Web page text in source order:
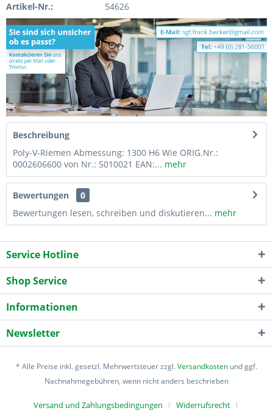
Artikel-Nr.: 54626
Beschreibung
Poly-V-Riemen Abmessung: 1300 H6 Wie ORIG.Nr.:
0002606600 von Nr.: 5010021 EAN:... mehr
Bewertungen
0
Bewertungen lesen, schreiben und diskutieren... mehr
Service Hotline
Shop Service
Informationen
Newsletter
* Alle Preise inkl. gesetzl. Mehrwertsteuer zzgl.Versandkosten und ggf.
Nachnahmegebühren, wenn nicht anders beschrieben
Versand und Zahlungsbedingungen Widerrufsrecht